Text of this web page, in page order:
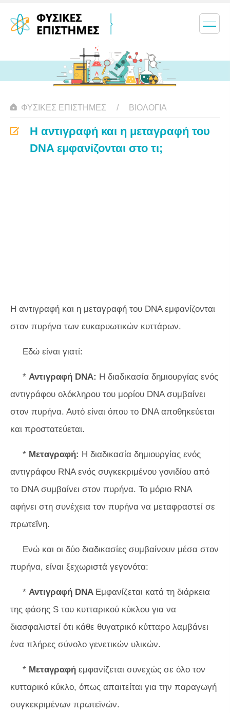
ΦΥΣΙΚΈΣ ΕΠΙΣΤΉΜΕΣ ΒΙΟΛΟΓΊΑ
Η αντιγραφή και η μεταγραφή του
DNA εμφανίζονται στο τι;
Η αντιγραφή και η μεταγραφή του DNA εμφανίζονται
στον πυρήνα των ευκαρυωτικών κυττάρων.
Εδώ είναι γιατί:
* Αντιγραφή DNA: Η διαδικασία δημιουργίας ενός
αντιγράφου ολόκληρου του μορίου DNA συμβαίνει
στον πυρήνα. Αυτό είναι όπου το DNA αποθηκεύεται
και προστατεύεται.
* Μεταγραφή: Η διαδικασία δημιουργίας ενός
αντιγράφου RNA ενός συγκεκριμένου γονιδίου από
το DNA συμβαίνει στον πυρήνα. Το μόριο RNA
αφήνει στη συνέχεια τον πυρήνα να μεταφραστεί σε
πρωτεΐνη.
Ενώ και οι δύο διαδικασίες συμβαίνουν μέσα στον
πυρήνα, είναι ξεχωριστά γεγονότα:
* Αντιγραφή DNA Εμφανίζεται κατά τη διάρκεια
της φάσης S του κυτταρικού κύκλου για να
διασφαλιστεί ότι κάθε θυγατρικό κύτταρο λαμβάνει
ένα πλήρες σύνολο γενετικών υλικών.
* Μεταγραφή εμφανίζεται συνεχώς σε όλο τον
κυτταρικό κύκλο, όπως απαιτείται για την παραγωγή
συγκεκριμένων πρωτεϊνών.